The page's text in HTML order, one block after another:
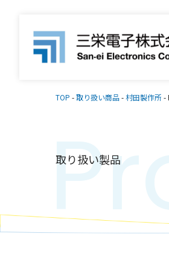
TOP -取り扱い商品-村田製作所-
取り扱い製品